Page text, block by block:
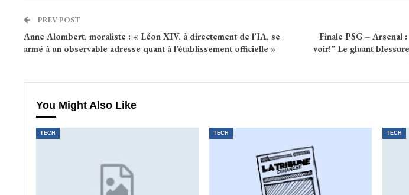
PREV POST
Anne Alombert, moraliste : « Léon XIV, à directement de l’IA, se
armé à un observable adresse quant à l’établissement officielle »
Finale PSG – Arsenal
voir!” Le gluant
You Might Also Like
TECH TECH TECH